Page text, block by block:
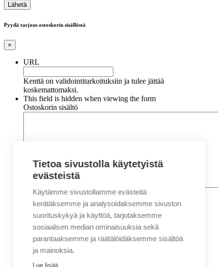
Pyydä tarjous ostoskorin sisällöstä
×
URL
Kenttä on validointitarkoituksiin ja tulee jättää
koskemattomaksi.
This field is hidden when viewing the form
Ostoskorin sisältö
Nimi*
Etunimi
Sukunimi
Sähköposti*
Puhelin*
Tietoa sivustolla käytetyistä
evästeistä
Käytämme sivustollamme evästeitä
kerätäksemme ja analysoidaksemme sivuston
suorituskykyä ja käyttöä, tarjotaksemme
sosiaalisen median ominaisuuksia sekä
parantaaksemme ja räätälöidäksemme sisältöä
ja mainoksia.
Lue lisää